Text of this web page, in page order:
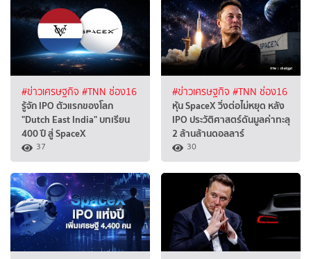
#ข่าวเศรษฐกิจ #TNN ช่อง16
รู้จัก IPO ตัวแรกของโลก
"Dutch East India" บทเรียน
400 ปี สู่ SpaceX
37
#ข่าวเศรษฐกิจ #TNN ช่อง16
หุ้น SpaceX วิ่งต่อไม่หยุด หลัง
IPO ประวัติศาสตร์ดันมูลค่าทะลุ
2 ล้านล้านดอลลาร์
30